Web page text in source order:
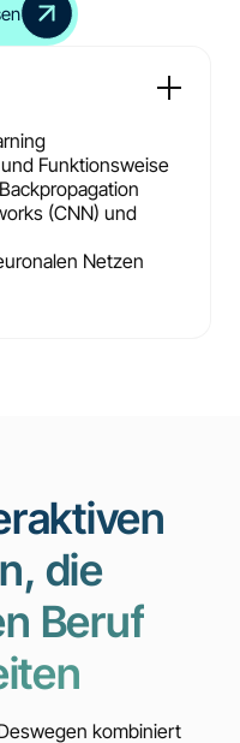
Funktionsweise
(CNN) und
Netzen
die
Beruf
kombiniert